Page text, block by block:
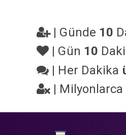
| Günde 10
| Gün 10
| Her Dakika
| Milyonlarca